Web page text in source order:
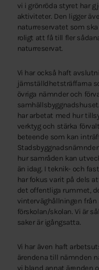
vi i grönröda styret har
aktiviteter. Den ligger
naturreservatet som
roligt att få till fler
naturreservat.
Vi har också haft
jämställdhetsträffarna
övriga nämnder och
har arbetat med hur
verktyg och stärka
beteende som kan
hur samråden kan
än idag. I teknik- och
har fokus varit på dels
det offentliga rummet,
vinterväghållningen
förskolan/skolan. Vi är
saker är igångsatta.
Vi har även haft
ärendena till nämnden
vi bland annat ärenden